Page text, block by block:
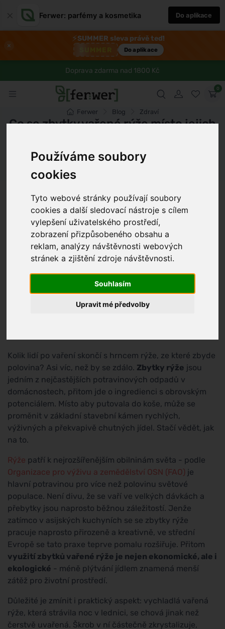
Používáme soubory
cookies
Tyto webové stránky používají soubory
cookies a další sledovací nástroje s cílem
vylepšení uživatelského prostředí,
zobrazení přizpůsobeného obsahu a
reklam, analýzy návštěvnosti webových
stránek a zjištění zdroje návštěvnosti.
Souhlasím
Upravit mé předvolby
Ferwer: parfémy a kosmetika Do aplikace
×
⚡SUMMER sleva právě teď!
Do aplikace
Doprava zdarma nad 1800 Kč
0
Ferwer Blog Zdraví
Co se zbytky vařené rýže místo jejich
Kolik lidí po vaření skončí s hrncem rýže, ze které zbyde
polovina? Asi víc, než by se zdálo. Zbytky rýže jsou
jedním z nejčastějších potravinových odpadů v
domácnostech, přitom jde o ingredienci s obrovským
potenciálem. Místo aby putovala do koše, může se
proměnit v základní stavební kámen rychlých,
výživných a překvapivě chutných jídel. Stačí vědět, jak
na to.
Rýže patří k nejrozšířenějším obilninám světa - podle
Organizace pro výživu a zemědělství OSN (FAO) je
hlavní potravinou pro více než polovinu světové
populace. Není divu, že se vaří ve velkých dávkách a
přebytky jsou naprosto běžnou záležitostí. Jenže
zatímco v asijských kuchyních se se zbytky rýže
pracuje naprosto přirozeně a kreativně, ve střední
Evropě se tato praxe teprve pomalu rozšiřuje. Přitom
využití zbytků vařené rýže je nejen ekonomické, ale i
ekologické - méně plýtvání jídlem znamená menší
zátěž pro životní prostředí.
Důležité je zmínit i praktický aspekt: vychladlá vařená
rýže, která strávila noc v lednici, se chová jinak než
čerstvě uvařená. Škrob v ní částečně zkrystalizuje,